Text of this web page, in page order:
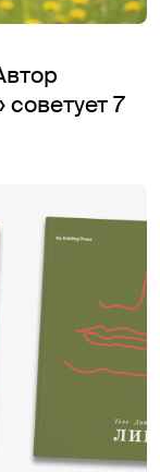
7